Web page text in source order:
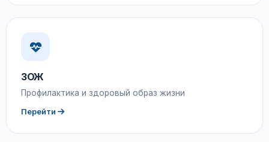
ЗОЖ
Профилактика и здоровый образ жизни
Перейти